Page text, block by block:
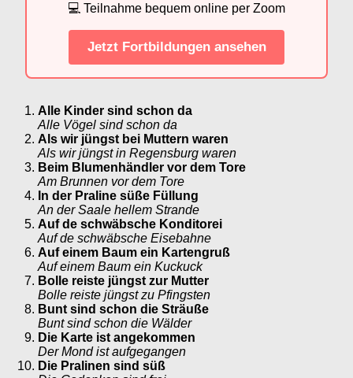
💻 Teilnahme bequem online per Zoom
Jetzt Fortbildungen ansehen
Alle Kinder sind schon da
Alle Vögel sind schon da
Als wir jüngst bei Muttern waren
Als wir jüngst in Regensburg waren
Beim Blumenhändler vor dem Tore
Am Brunnen vor dem Tore
In der Praline süße Füllung
An der Saale hellem Strande
Auf de schwäbsche Konditorei
Auf de schwäbsche Eisebahne
Auf einem Baum ein Kartengruß
Auf einem Baum ein Kuckuck
Bolle reiste jüngst zur Mutter
Bolle reiste jüngst zu Pfingsten
Bunt sind schon die Sträuße
Bunt sind schon die Wälder
Die Karte ist angekommen
Der Mond ist aufgegangen
Die Pralinen sind süß